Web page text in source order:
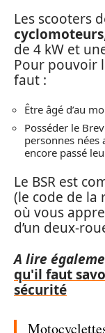
Les scooters
cyclomoteurs
de 4 kW et
Pour pouvoir
faut :
Être âgé d’au
Posséder le
personnes nées
encore passé
Le BSR est
(le code de la
où vous
d’un deux-
A lire
qu'il faut
sécurité